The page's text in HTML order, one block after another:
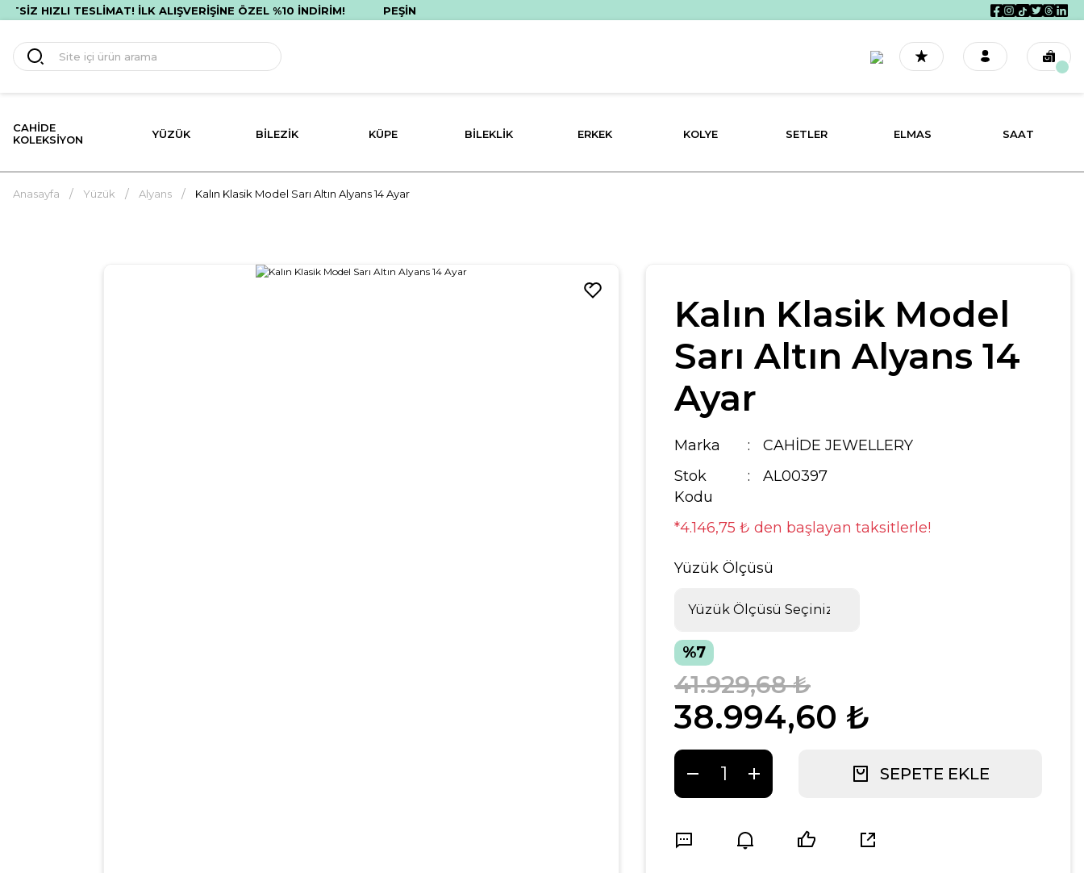
TESLİMAT! İLK ALIŞVERİŞİNE ÖZEL %10 İNDİRİM! PEŞİN FİYATINA 3 TAKSİT İMKANI!
CAHIDE
KOLEKSIYON
YÜZÜK BILEZIK KÜPE BILEKLIK ERKEK KOLYE SETLER ELMAS SAAT
Anasayfa Yüzük Alyans Kalın Klasik Model Sarı Altın Alyans 14 Ayar
Kalın Klasik Model
Sarı Altın Alyans 14
Ayar
Marka
CAHİDE JEWELLERY
Stok
Kodu
AL00397
*4.146,75 ₺ den başlayan taksitlerle!
Yüzük Ölçüsü
%7
38.994,60 ₺
41.929,68 ₺
SEPETE EKLE